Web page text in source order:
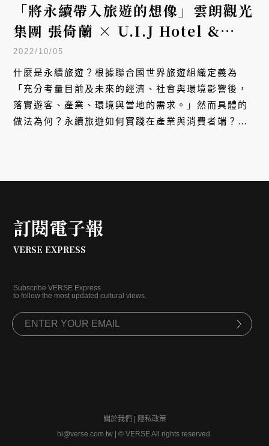
「將永續帶入旅遊的想像」雲朗觀光
集團 張倚蘭 × U.I.J Hotel &
2022/10/05
什麼是永續旅遊？根據聯合國世界旅遊組織定義為
「充分考量目前及未來的經濟、社會與環境影響後，
落實遊客、產業、環境與當地的需求。」然而具體的
做法為何？永續旅遊如何實踐在產業與消費者端？本
訂閱電子報
VERSE EXPRESS
Subscribe VERSE Express
to follow the most updated cultural views.
關於我們
隱私政策
hi@verse.com.tw
© VERSE All rights reserved.